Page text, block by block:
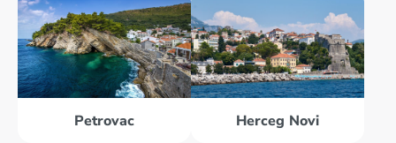
Petrovac Herceg Novi